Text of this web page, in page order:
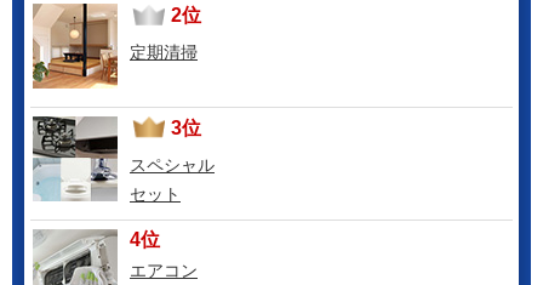
2位
定期清掃
3位
スペシャル
セット
4位
エアコン